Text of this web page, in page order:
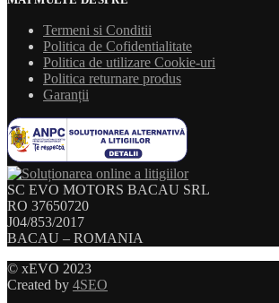
Termeni si Conditii
Politica de Cofidentialitate
Politica de utilizare Cookie-uri
Politica returnare produs
Garanții
SC EVO MOTORS BACAU SRL
RO 37650720
J04/853/2017
BACAU – ROMANIA
© xEVO 2023
Created by 4SEO